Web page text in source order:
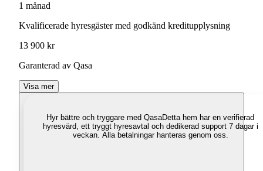
1 månad
Kvalificerade hyresgäster med godkänd kreditupplysning
13 900 kr
Garanterad av Qasa
Visa mer
Hyr bättre och tryggare med QasaDetta hem har en verifierad
hyresvärd, ett tryggt hyresavtal och dedikerad support 7 dagar i
veckan. Alla betalningar hanteras genom oss.